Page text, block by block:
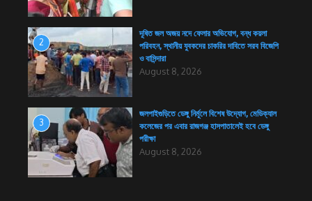
2
দূষিত জল অজয় নদে ফেলার অভিযোগ, বন্ধ কয়লা
পরিবহন, স্থানীয় যুবকদের চাকরির দাবিতে সরব বিজেপি
ও বাসিন্দারা
August 8, 2026
3
জলপাইগুড়িতে ডেঙ্গু নির্মূলে বিশেষ উদ্যোগ, মেডিক্যাল
কলেজের পর এবার রাজগঞ্জ হাসপাতালেই হবে ডেঙ্গু
পরীক্ষা
August 8, 2026